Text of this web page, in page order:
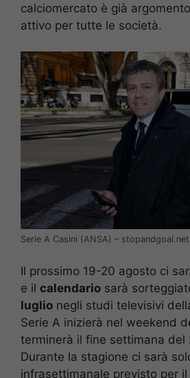
calciomercato è già
attivo per tutte le società.
Serie A Casini (ANSA) – stopandgoal.net
Il prossimo 19-20 agosto ci
e il calendario sarà
luglio negli studi televisivi
Serie A inizierà nel weekend
terminerà il fine settimana del
Durante la stagione ci sarà
infrasettimanale previsto per